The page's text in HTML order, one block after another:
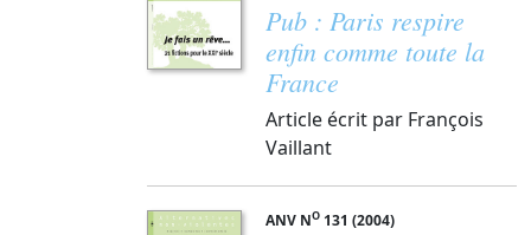
Pub : Paris respire
enfin comme toute la
France
Article écrit par François
Vaillant
ANV NO 131 (2004)